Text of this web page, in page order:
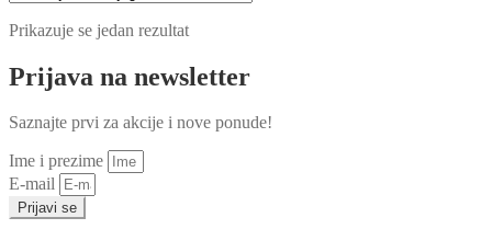
Prikazuje se jedan rezultat
Prijava na newsletter
Saznajte prvi za akcije i nove ponude!
Ime i prezime
E-mail
Prijavi se